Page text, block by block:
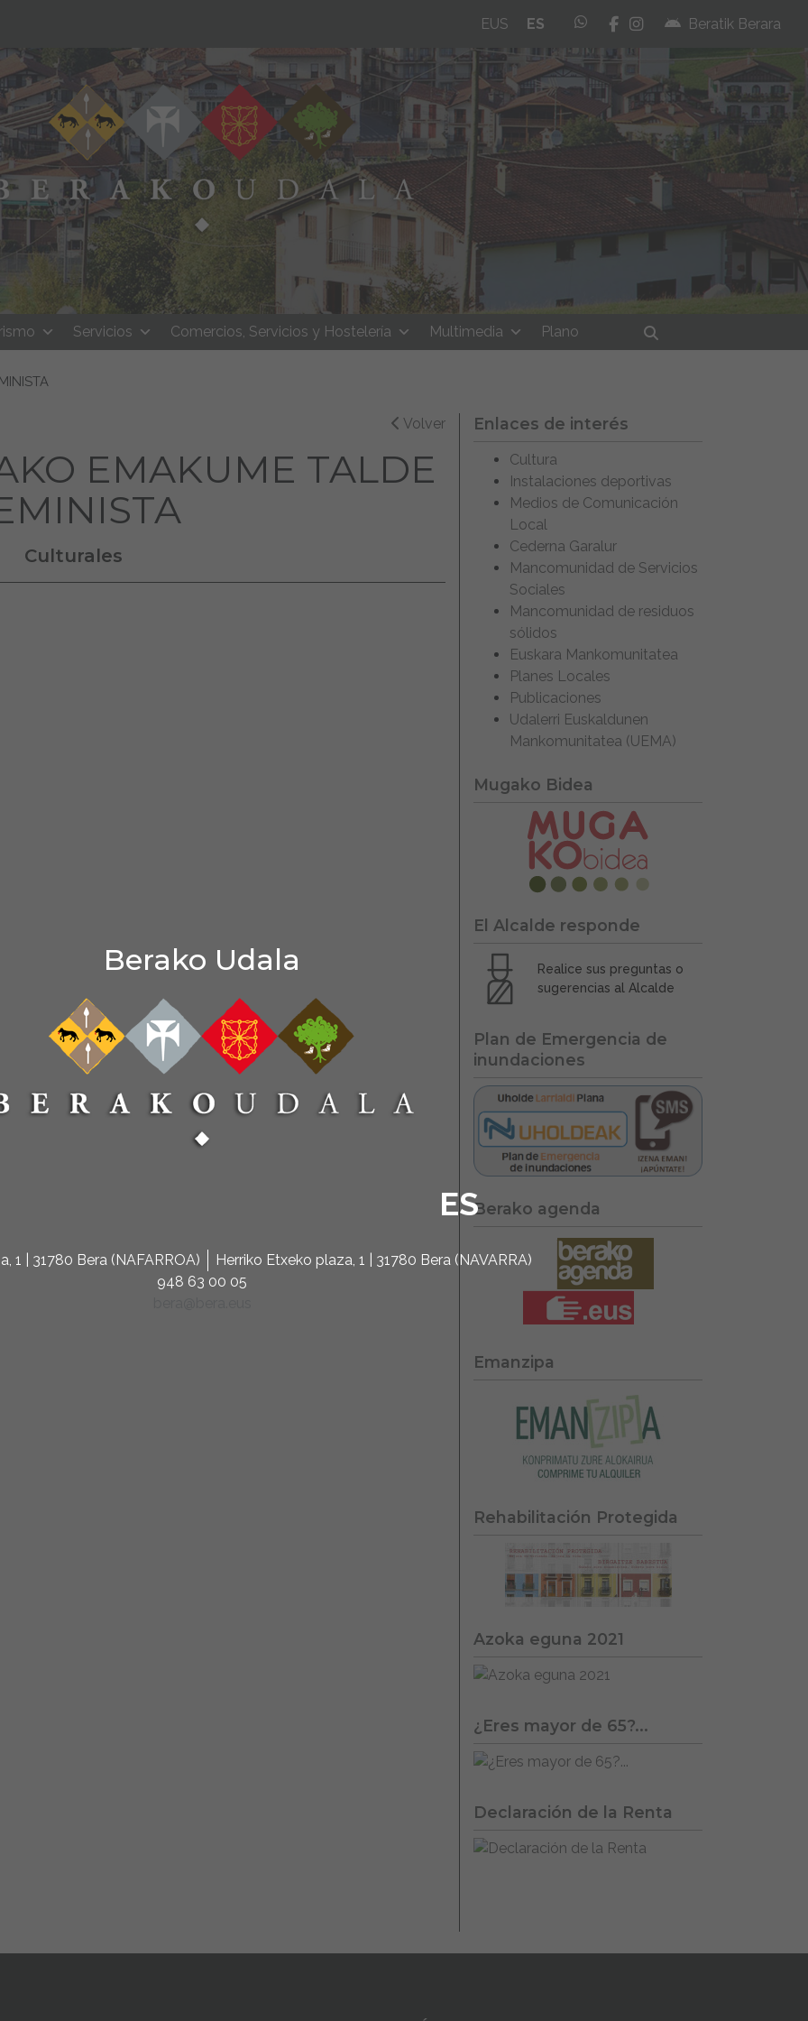
Berako Udala
ES
1 | 31780 Bera (NAFARROA)
Herriko Etxeko plaza, 1 | 31780 Bera (NAVARRA)
948 63 00 05
EUS ES whatsapp
facebook
instagram
Beratik Berara
Servicios Comercios, Servicios y Hostelería Multimedia
Plano
Buscar
Volver
EMAKUME TALDE
Culturales
Enlaces de interés
Cultura
Instalaciones deportivas
Medios de Comunicación
Local
Cederna Garalur
Mancomunidad de Servicios
Sociales
Mancomunidad de residuos
sólidos
Euskara Mankomunitatea
Planes Locales
Publicaciones
Udalerri Euskaldunen
Mankomunitatea (UEMA)
Mugako Bidea
El Alcalde responde
Realice sus preguntas o
sugerencias al Alcalde
Plan de Emergencia de
inundaciones
Berako agenda
Emanzipa
Rehabilitación Protegida
Azoka eguna 2021
¿Eres mayor de 65?...
Declaración de la Renta